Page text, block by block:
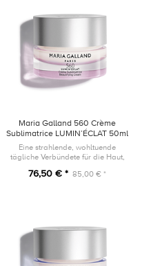
Maria Galland 560 Crème
Sublimatrice LUMIN’ÉCLAT 50ml
Eine strahlende, wohltuende
tägliche Verbündete für die Haut,
ausgesetzt ist.
76,50 € * 85,00 € *